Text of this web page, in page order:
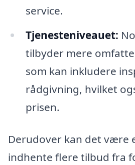
service.
Tjenesteniveauet:
tilbyder mere
som kan inkludere
rådgivning, hvilket
prisen.
Derudover kan det være
indhente flere tilbud fra